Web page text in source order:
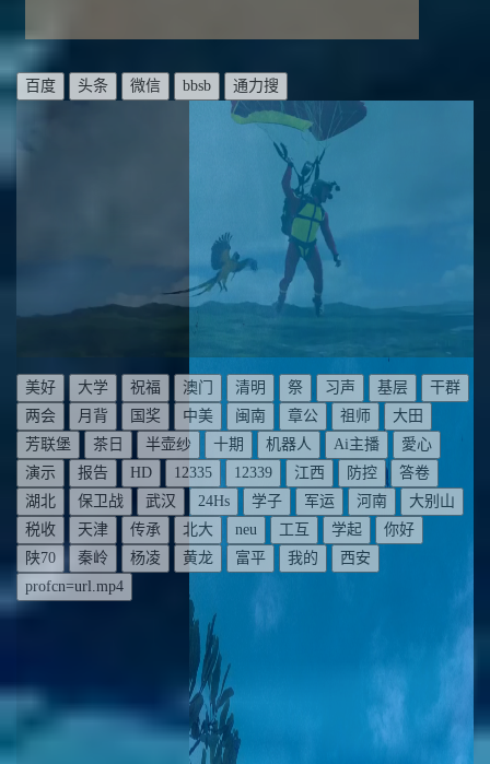
美好 大学 祝福 澳门 清明 祭 习声 基层
干群
两会
月背 国奖 中美 闽南 章公 祖师
大田
芳联堡
茶日 半壶纱 十期 机器人 Ai主播
愛心
演示
报告 HD 12335 12339 江西 防控
答卷
湖北
保卫战 武汉 24Hs 学子 军运 河南
大别山
税收
天津 传承 北大 neu 工互 学起
你好
陕70
秦岭 杨凌 黄龙 富平 我的
西安
profcn=url.mp4